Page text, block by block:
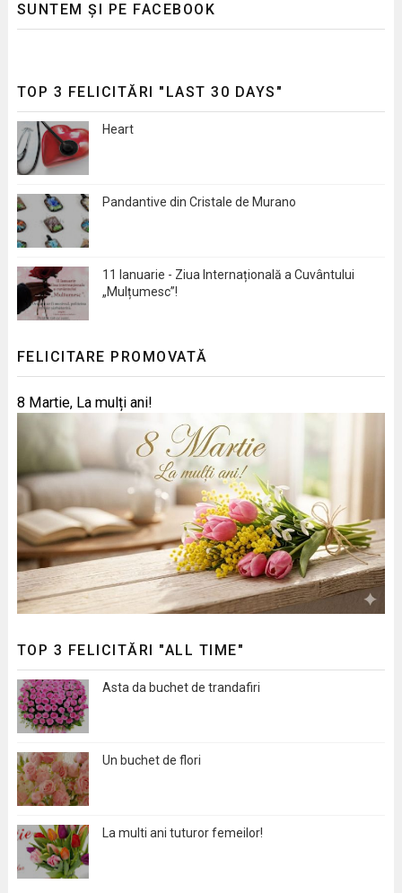
SUNTEM ȘI PE FACEBOOK
TOP 3 FELICITĂRI "LAST 30 DAYS"
Heart
Pandantive din Cristale de Murano
11 Ianuarie - Ziua Internațională a Cuvântului
„Mulțumesc”!
FELICITARE PROMOVATĂ
8 Martie, La mulți ani!
TOP 3 FELICITĂRI "ALL TIME"
Asta da buchet de trandafiri
Un buchet de flori
La multi ani tuturor femeilor!